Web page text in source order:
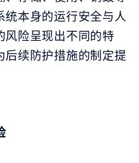
本身的运行安全与人
风险呈现出不同的特
后续防护措施的制定提